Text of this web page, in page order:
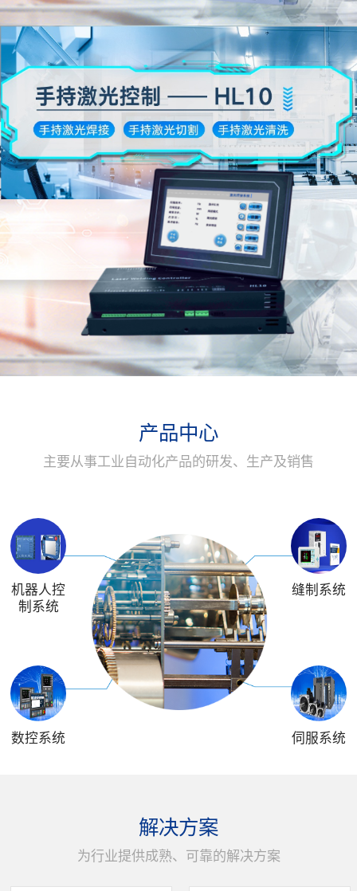
产品中心
主要从事工业自动化产品的研发、生产及销售
机器人控
制系统
缝制系统
数控系统 伺服系统
解决方案
为行业提供成熟、可靠的解决方案